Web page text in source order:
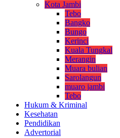
Kota Jambi
Tebo
Bangko
Bungo
Kerinci
Kuala Tungkal
Merangin
Muara bulian
Sarolangun
muaro jambi
Tebo
Hukum & Kriminal
Kesehatan
Pendidikan
Advertorial